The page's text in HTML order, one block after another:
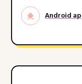
Android